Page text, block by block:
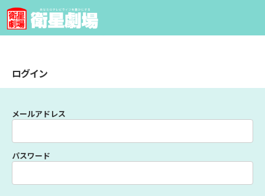
ログイン
メールアドレス
パスワード